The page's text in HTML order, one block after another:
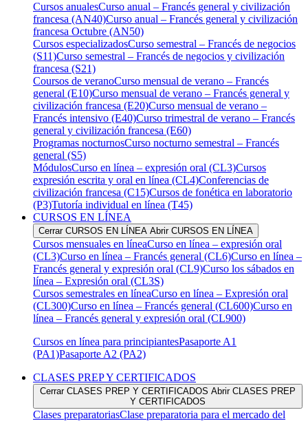
Cursos anualesCurso anual – Francés general y civilización
francesa (AN40)Curso anual – Francés general y civilización
francesa Octubre (AN50)
Cursos especializadosCurso semestral – Francés de negocios
(S11)Curso semestral – Francés de negocios y civilización
francesa (S21)
Coursos de veranoCurso mensual de verano – Francés
general (E10)Curso mensual de verano – Francés general y
civilización francesa (E20)Curso mensual de verano –
Francés intensivo (E40)Curso trimestral de verano – Francés
general y civilización francesa (E60)
Programas nocturnosCurso nocturno semestral – Francés
general (S5)
MódulosCurso en línea – expresión oral (CL3)Cursos
expresión escrita y oral en línea (CL4)Conferencias de
civilización francesa (C15)Cursos de fonética en laboratorio
(P3)Tutoría individual en línea (T45)
CURSOS EN LÍNEA
Cerrar CURSOS EN LÍNEA Abrir CURSOS EN LÍNEA
Cursos mensuales en líneaCurso en línea – expresión oral
(CL3)Curso en línea – Francés general (CL6)Curso en línea –
Francés general y expresión oral (CL9)Curso los sábados en
línea – Expresión oral (CL3S)
Cursos semestrales en líneaCurso en línea – Expresión oral
(CL300)Curso en línea – Francés general (CL600)Curso en
línea – Francés general y expresión oral (CL900)
Cursos en línea para principiantesPasaporte A1
(PA1)Pasaporte A2 (PA2)
CLASES PREP Y CERTIFICADOS
Cerrar CLASES PREP Y CERTIFICADOS Abrir CLASES PREP
Y CERTIFICADOS
Clases preparatoriasClase preparatoria para el mercado del